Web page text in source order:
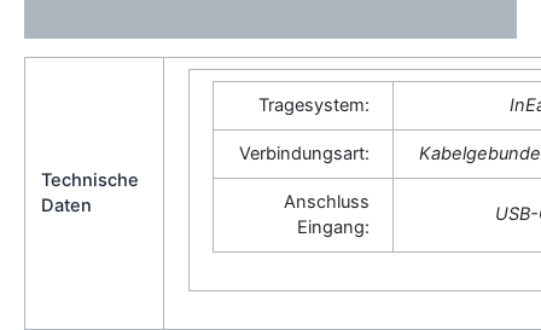
Technische
Daten
Tragesystem:
Verbindungsart:
Anschluss
Eingang: